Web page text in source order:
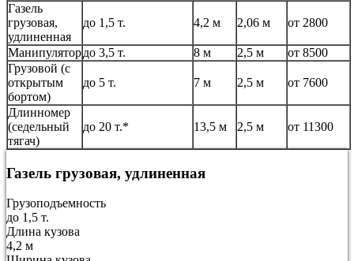
Газель
грузовая,
удлиненная
до 1,5 т. 4,2 м 2,06 м от 2800
Манипулятордо 3,5 т. 8 м 2,5 м
от 8500
Грузовой (с
открытым
бортом)
до 5 т. 7 м 2,5 м от 7600
Длинномер
(седельный
тягач)
до 20 т.* 13,5 м 2,5 м от 11300
Газель грузовая, удлиненная
Грузоподъемность
до 1,5 т.
Длина кузова
4,2 м